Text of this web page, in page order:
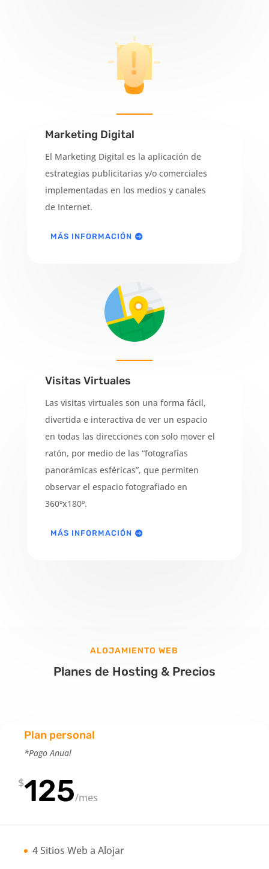
Marketing Digital
El Marketing Digital es la aplicación de
estrategias publicitarias y/o comerciales
implementadas en los medios y canales
de Internet.
MÁS INFORMACIÓN
Visitas Virtuales
Las visitas virtuales son una forma fácil,
divertida e interactiva de ver un espacio
en todas las direcciones con solo mover el
ratón, por medio de las “fotografías
panorámicas esféricas”, que permiten
observar el espacio fotografiado en
360ºx180º.
MÁS INFORMACIÓN
ALOJAMIENTO WEB
Planes de Hosting & Precios
Plan personal
*Pago Anual
$125/mes
4 Sitios Web a Alojar